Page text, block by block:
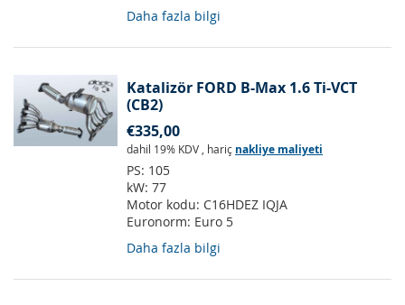
Daha fazla bilgi
Katalizör FORD B-Max 1.6 Ti-VCT
(CB2)
€335,00
dahil 19% KDV , hariç nakliye maliyeti
PS: 105
kW: 77
Motor kodu: C16HDEZ IQJA
Euronorm: Euro 5
Daha fazla bilgi